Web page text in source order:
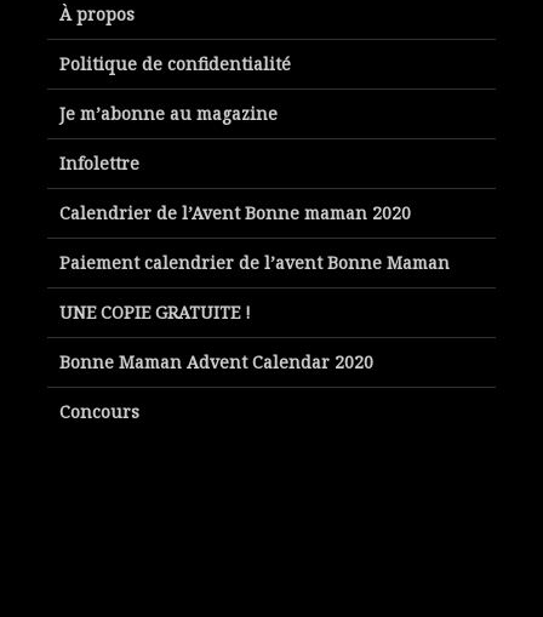
À propos
Politique de confidentialité
Je m’abonne au magazine
Infolettre
Calendrier de l’Avent Bonne maman 2020
Paiement calendrier de l’avent Bonne Maman
UNE COPIE GRATUITE !
Bonne Maman Advent Calendar 2020
Concours